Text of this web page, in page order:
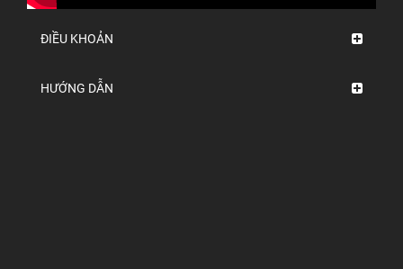
ĐIỀU KHOẢN
HƯỚNG DẪN